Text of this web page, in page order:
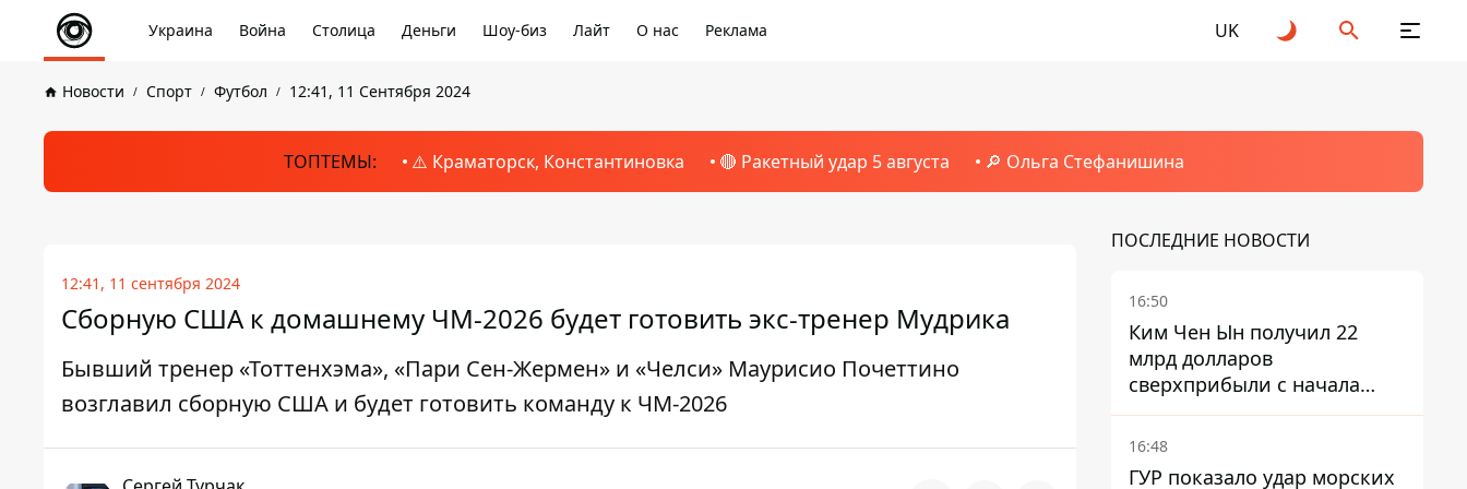
Украина Война Столица Деньги Шоу-биз Лайт О нас Реклама UK
Новости Спорт Футбол 12:41, 11 Сентября 2024
ТОПТЕМЫ: ⚠️ Краматорск, Константиновка 🔴 Ракетный удар 5 августа 🔎 Ольга Стефанишина
12:41, 11 сентября 2024
Сборную США к домашнему ЧМ-2026 будет готовить экс-тренер Мудрика
Бывший тренер «Тоттенхэма», «Пари Сен-Жермен» и «Челси» Маурисио Почеттино
возглавил сборную США и будет готовить команду к ЧМ-2026
ПОСЛЕДНИЕ НОВОСТИ
16:50
Ким Чен Ын получил 22
млрд долларов
сверхприбыли с начала
войны в Украине -
Bloomberg
16:48
ГУР показало удар морских